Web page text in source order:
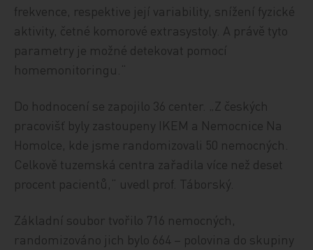
frekvence, respektive její variability, snížení fyzické
aktivity, četné komorové extrasystoly. A právě tyto
parametry je možné detekovat pomocí
homemonitoringu.“
Do hodnocení se zapojilo 36 center. „Z českých
pracovišť byly zastoupeny IKEM a Nemocnice Na
Homolce, kde jsme randomizovali 50 nemocných.
Celkově tuzemská centra zařadila více než deset
procent pacientů,“ uvedl prof. Táborský.
Základní soubor tvořilo 716 nemocných,
randomizováno jich bylo 664 – polovina do skupiny